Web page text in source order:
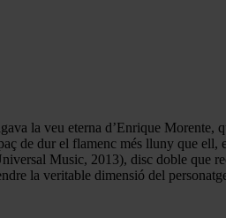
la veu eterna d’Enrique Morente,
de dur el flamenc més lluny que ell,
Music, 2013), disc doble que
la veritable dimensió del